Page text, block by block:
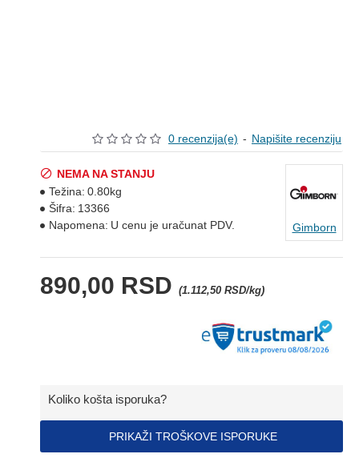
0 recenzija(e) - Napišite recenziju
890,00 RSD (1.112,50 RSD/kg)
NEMA NA STANJU
Težina: 0.80kg
Šifra: 13366
Napomena: U cenu je uračunat PDV. Gimborn
Koliko košta isporuka?
PRIKAŽI TROŠKOVE ISPORUKE